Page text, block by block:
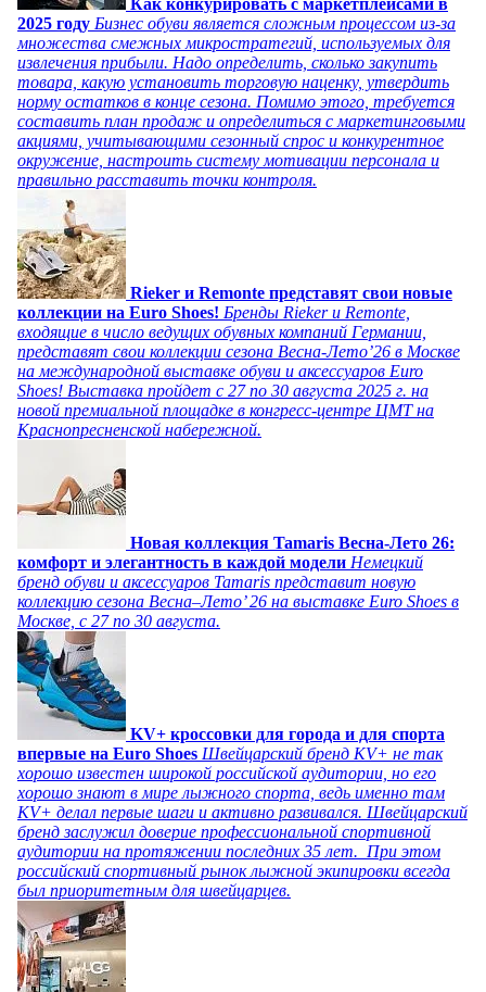
Как конкурировать с маркетплейсами в
2025 году Бизнес обуви является сложным процессом из-за
множества смежных микростратегий, используемых для
извлечения прибыли. Надо определить, сколько закупить
товара, какую установить торговую наценку, утвердить
норму остатков в конце сезона. Помимо этого, требуется
составить план продаж и определиться с маркетинговыми
акциями, учитывающими сезонный спрос и конкурентное
окружение, настроить систему мотивации персонала и
правильно расставить точки контроля.
Rieker и Remonte представят свои новые
коллекции на Euro Shoes! Бренды Rieker и Remonte,
входящие в число ведущих обувных компаний Германии,
представят свои коллекции сезона Весна-Лето’26 в Москве
на международной выставке обуви и аксессуаров Euro
Shoes! Выставка пройдет c 27 по 30 августа 2025 г. на
новой премиальной площадке в конгресс-центре ЦМТ на
Краснопресненской набережной.
Новая коллекция Tamaris Весна-Лето 26:
комфорт и элегантность в каждой модели Немецкий
бренд обуви и аксессуаров Tamaris представит новую
коллекцию сезона Весна–Лето’ 26 на выставке Euro Shoes в
Москве, с 27 по 30 августа.
KV+ кроссовки для города и для спорта
впервые на Euro Shoes Швейцарский бренд KV+ не так
хорошо известен широкой российской аудитории, но его
хорошо знают в мире лыжного спорта, ведь именно там
KV+ делал первые шаги и активно развивался. Швейцарский
бренд заслужил доверие профессиональной спортивной
аудитории на протяжении последних 35 лет. При этом
российский спортивный рынок лыжной экипировки всегда
был приоритетным для швейцарцев.